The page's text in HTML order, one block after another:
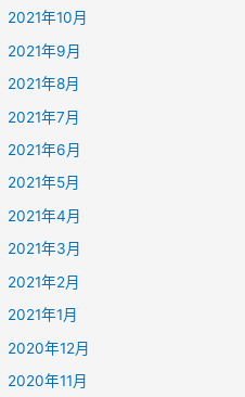
2021年10月
2021年9月
2021年8月
2021年7月
2021年6月
2021年5月
2021年4月
2021年3月
2021年2月
2021年1月
2020年12月
2020年11月